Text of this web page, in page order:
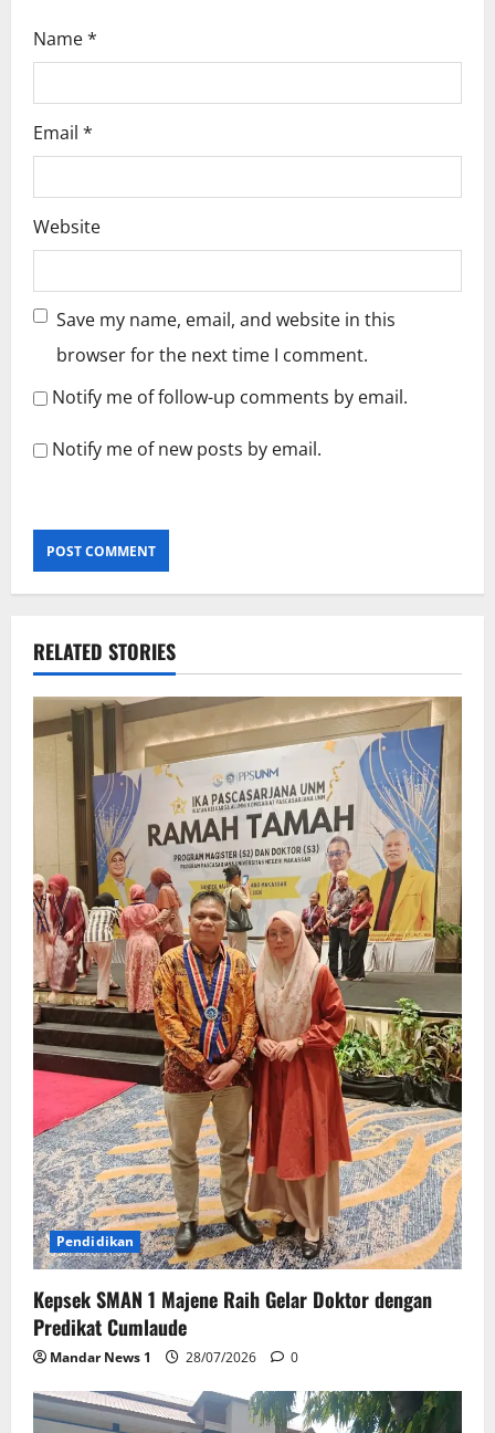
Name*
Email *
Website
Save my name, email, and website in this
browser for the next time I comment.
Notify me of follow-up comments by email.
Notify me of new posts by email.
RELATED STORIES
Pendidikan
Kepsek SMAN 1 Majene Raih Gelar Doktor dengan
Predikat Cumlaude
Mandar News 1 28/07/2026 0